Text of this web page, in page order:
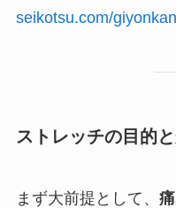
seikotsu.com/
ストレッチの目的
まず大前提として、